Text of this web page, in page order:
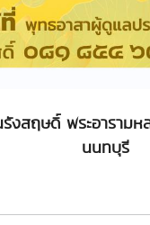
งสฤษดิ์ พระอารา
นนทบุรี